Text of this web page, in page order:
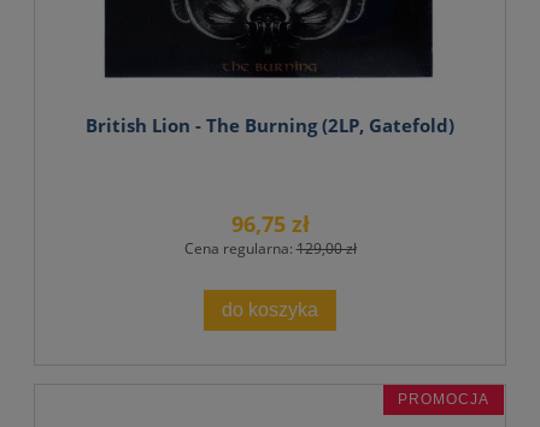
British Lion - The Burning (2LP, Gatefold)
96,75 zł
Cena regularna:129,00 zł
do koszyka
PROMOCJA